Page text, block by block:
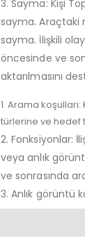
3. Sayma: Kişi
sayma. Araçtaki
sayma. İlişkili
öncesinde ve
aktarılmasını
1. Arama
türlerine ve hedef
2. Fonksiyonlar:
veya anlık
ve sonrasında
3. Anlık görüntü